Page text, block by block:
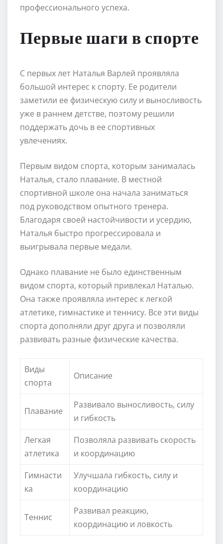
профессионального успеха.
Первые шаги в спорте
С первых лет Наталья Варлей проявляла
большой интерес к спорту. Ее родители
заметили ее физическую силу и выносливость
уже в раннем детстве, поэтому решили
поддержать дочь в ее спортивных
увлечениях.
Первым видом спорта, которым занималась
Наталья, стало плавание. В местной
спортивной школе она начала заниматься
под руководством опытного тренера.
Благодаря своей настойчивости и усердию,
Наталья быстро прогрессировала и
выигрывала первые медали.
Однако плавание не было единственным
видом спорта, который привлекал Наталью.
Она также проявляла интерес к легкой
атлетике, гимнастике и теннису. Все эти виды
спорта дополняли друг друга и позволяли
развивать разные физические качества.
Виды
спорта
Описание
Плавание
Развивало выносливость, силу
и гибкость
Легкая
атлетика
Позволяла развивать скорость
и координацию
Гимнасти
ка
Улучшала гибкость, силу и
координацию
Теннис
Развивал реакцию,
координацию и ловкость